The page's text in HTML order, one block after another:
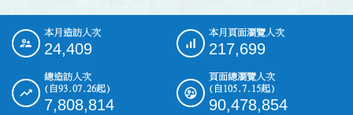
::: 本月造訪人次
24,409
本月頁面瀏覽人次
217,699
總造訪人次
(自93.07.26起)
7,808,814
頁面總瀏覽人次
(自105.7.15起)
90,478,854